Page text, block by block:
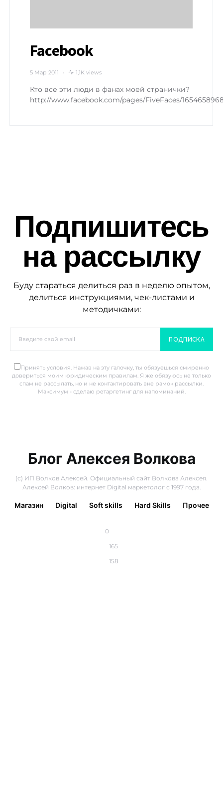
Facebook
5 Мар 2011 1,1K views
Кто все эти люди в фанах моей странички?
http://www.facebook.com/pages/FiveFaces/
Подпишитесь
на рассылку
Буду стараться делиться раз в неделю опытом,
делиться инструкциями, чек-листами и
методичками:
ПОДПИСКА
Принять условия. Нажав на эту галочку, ты обязуешься смиренно
довериться моим юридическим правилам. Я же обязуюсь не только
спам не рассылать, но и не контактировать вне рамок рассылки.
Максимум - сделаю ретаргетинг для напоминаний.
Блог Алексея Волкова
(с) ИП Волков Алексей. Официальный сайт Волкова Алексея.
Алексей Волков: интернет Digital маркетолог с 1997 года.
0
165
158
Магазин Digital Soft skills Hard Skills Прочее